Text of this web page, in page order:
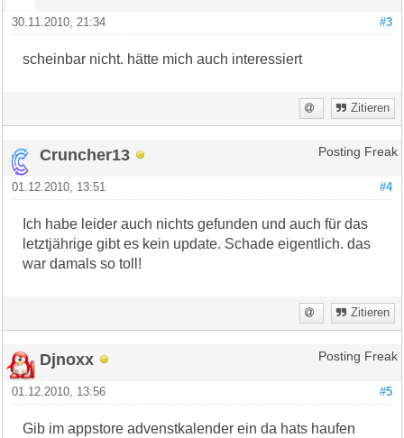
#3
30.11.2010, 21:34
scheinbar nicht. hätte mich auch interessiert
Zitieren
Cruncher13 Posting Freak
#4
01.12.2010, 13:51
Ich habe leider auch nichts gefunden und auch für das
letztjährige gibt es kein update. Schade eigentlich. das
war damals so toll!
Zitieren
Djnoxx Posting Freak
#5
01.12.2010, 13:56
Gib im appstore advenstkalender ein da hats haufen